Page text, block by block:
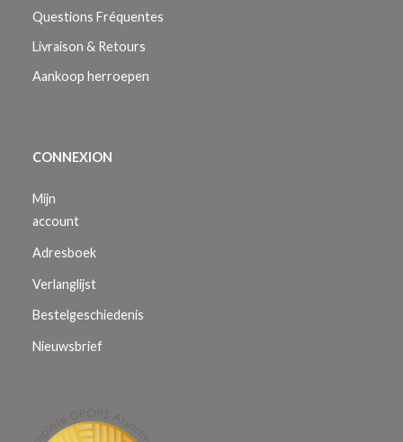
Questions Fréquentes
Livraison & Retours
Aankoop herroepen
CONNEXION
Mijn
account
Adresboek
Verlanglijst
Bestelgeschiedenis
Nieuwsbrief